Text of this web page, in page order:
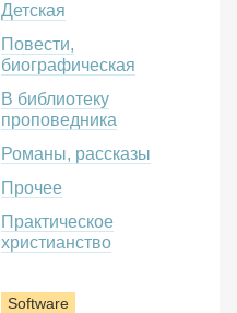
Детская
Повести,
биографическая
В библиотеку
проповедника
Романы, рассказы
Прочее
Практическое
христианство
Software